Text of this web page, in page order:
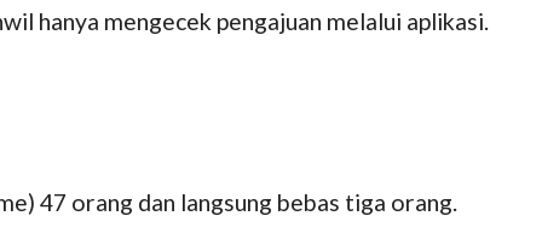
hanya mengecek pengajuan melalui aplikasi.
47 orang dan langsung bebas tiga orang.